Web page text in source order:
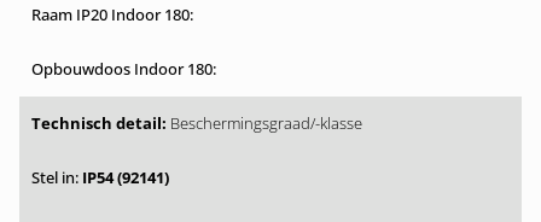
Beschermingsgraad/-klasse
IP54 (92141)